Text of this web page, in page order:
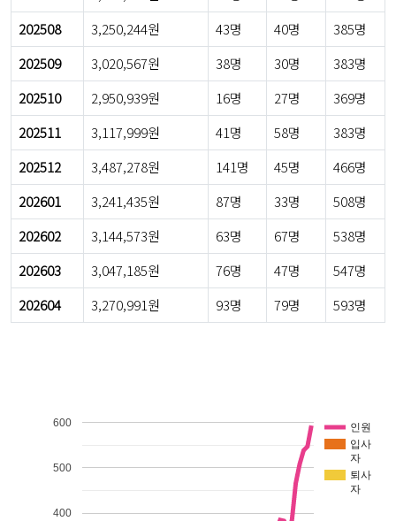
202508
3,250,244원 43명 40명
385명
202509
3,020,567원 38명 30명
383명
202510
2,950,939원 16명 27명
369명
202511
3,117,999원 41명 58명
383명
202512
3,487,278원 141명 45명
466명
202601
3,241,435원 87명 33명
508명
202602
3,144,573원 63명 67명
538명
202603
3,047,185원 76명 47명
547명
202604
3,270,991원 93명 79명 593명
인원
입사
자
퇴사
자
400
500
600